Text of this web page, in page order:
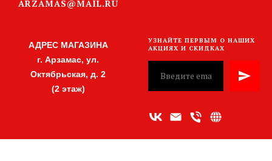
ARZAMAS@MAIL.RU
АДРЕС МАГАЗИНА
г. Арзамас, ул.
Октябрьская, д. 2
(2 этаж)
УЗНАЙТЕ ПЕРВЫМ О НАШИХ
АКЦИЯХ И СКИДКАХ